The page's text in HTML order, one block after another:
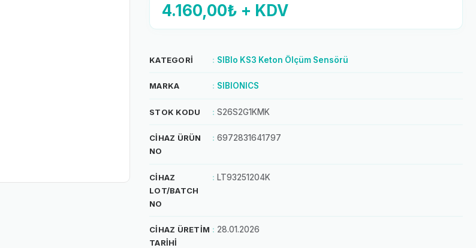
4.160,00₺ + KDV
KATEGORI SIBIo KS3 Keton Ölçüm Sensörü
MARKA SIBIONICS
STOK KODU S26S2G1KMK
CIHAZ ÜRÜN
NO
6972831641797
CIHAZ
LOT/BATCH
NO
LT93251204K
CIHAZ ÜRETIM
TARIHI
28.01.2026